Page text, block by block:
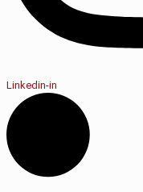
Linkedin-in